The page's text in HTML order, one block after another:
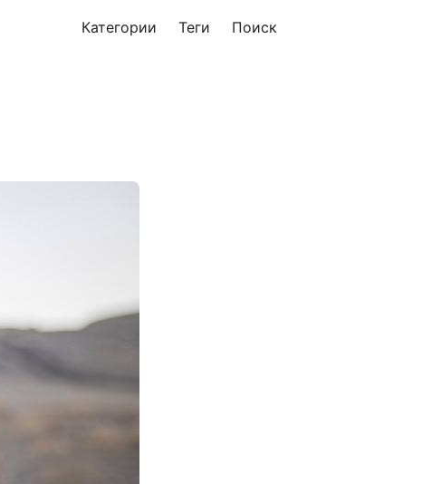
Категории Теги Поиск